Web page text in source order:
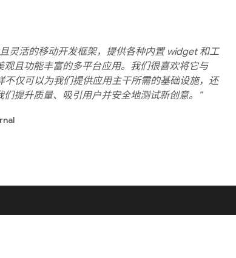
灵活的移动开发框架，提供各种内置 widget 和工
观且功能丰富的多平台应用。我们很喜欢将它与
不仅可以为我们提供应用主干所需的基础设施，还
提升质量、吸引用户并安全地测试新创意。”